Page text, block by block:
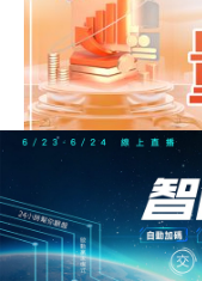
學習「量價關